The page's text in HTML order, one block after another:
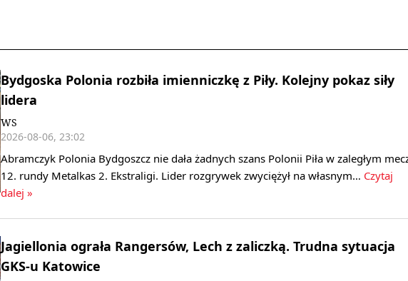
Bydgoska Polonia rozbiła imienniczkę z Piły. Kolejny pokaz siły
lidera
WS
2026-08-06, 23:02
Abramczyk Polonia Bydgoszcz nie dała żadnych szans Polonii Piła w zaległym
12. rundy Metalkas 2. Ekstraligi. Lider rozgrywek zwyciężył na własnym… Czytaj
dalej »
Jagiellonia ograła Rangersów, Lech z zaliczką. Trudna sytuacja
GKS-u Katowice